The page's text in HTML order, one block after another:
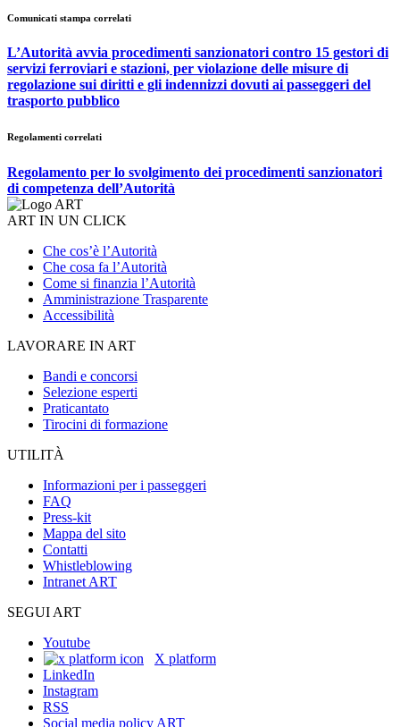
Comunicati stampa correlati
L’Autorità avvia procedimenti sanzionatori contro 15 gestori di
servizi ferroviari e stazioni, per violazione delle misure di
regolazione sui diritti e gli indennizzi dovuti ai passeggeri del
trasporto pubblico
Regolamenti correlati
Regolamento per lo svolgimento dei procedimenti sanzionatori
di competenza dell’Autorità
ART IN UN CLICK
Che cos’è l’Autorità
Che cosa fa l’Autorità
Come si finanzia l’Autorità
Amministrazione Trasparente
Accessibilità
LAVORARE IN ART
Bandi e concorsi
Selezione esperti
Praticantato
Tirocini di formazione
UTILITÀ
Informazioni per i passeggeri
FAQ
Press-kit
Mappa del sito
Contatti
Whistleblowing
Intranet ART
SEGUI ART
Youtube
X platform
LinkedIn
Instagram
RSS
Social media policy ART